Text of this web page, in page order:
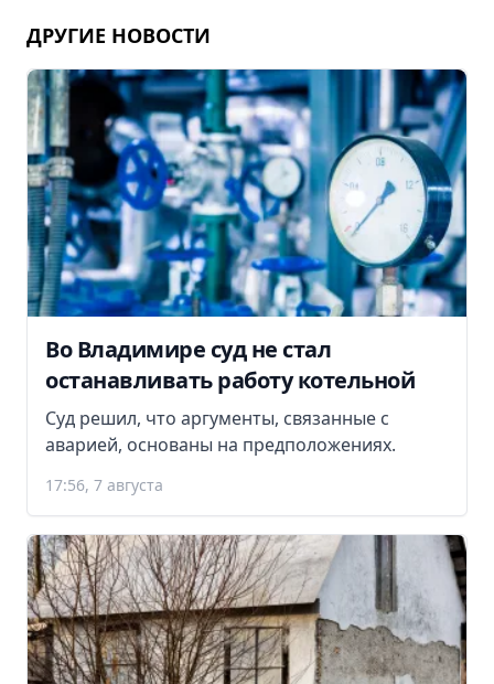
ДРУГИЕ НОВОСТИ
Во Владимире суд не стал
останавливать работу котельной
Суд решил, что аргументы, связанные с
аварией, основаны на предположениях.
17:56, 7 августа